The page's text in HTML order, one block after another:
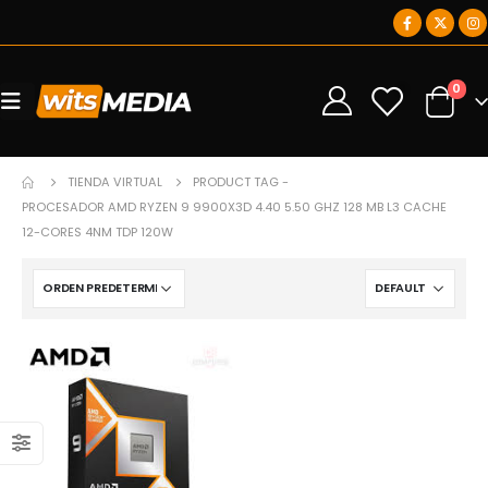
0 0
TIENDA VIRTUAL
PRODUCT TAG -
PROCESADOR AMD RYZEN 9 9900X3D 4.40 5.50 GHZ 128 MB L3 CACHE
12-CORES 4NM TDP 120W